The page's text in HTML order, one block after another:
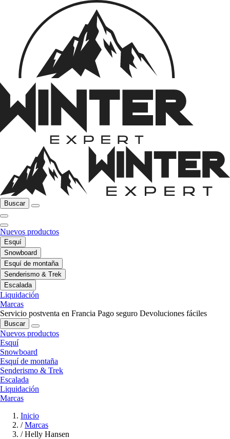
Buscar
Nuevos productos
Esquí
Snowboard
Esquí de montaña
Senderismo & Trek
Escalada
Liquidación
Marcas
Servicio postventa en Francia Pago seguro Devoluciones fáciles
Buscar
Nuevos productos
Esquí
Snowboard
Esquí de montaña
Senderismo & Trek
Escalada
Liquidación
Marcas
Inicio
/ Marcas
/ Helly Hansen